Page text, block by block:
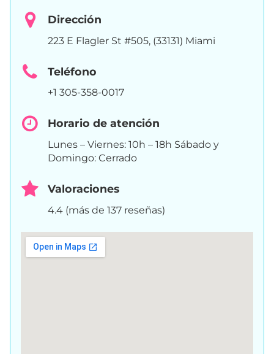
Dirección
223 E Flagler St #505, (33131) Miami
Teléfono
+1 305-358-0017
Horario de atención
Lunes – Viernes: 10h – 18h Sábado y
Domingo: Cerrado
Valoraciones
4.4 (más de 137 reseñas)